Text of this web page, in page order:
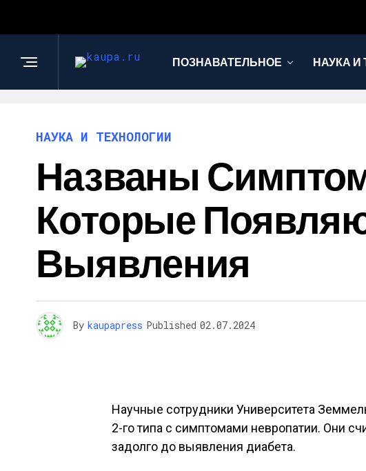
ПОЗНАВАТЕЛЬНОЕ НАУКА И
НАУКА И ТЕХНОЛОГИИ
Названы
Которые
Выявления
By kaupapress Published 02.07.2024
Научные сотрудники Университета
2-го типа с симптомами невропатии. Они
задолго до выявления диабета.